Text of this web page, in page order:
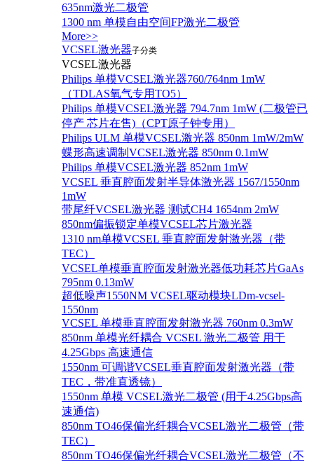
635nm激光二极管
1300 nm 单模自由空间FP激光二极管
More>>
VCSEL激光器子分类
VCSEL激光器
Philips 单模VCSEL激光器760/764nm 1mW
（TDLAS氧气专用TO5）
Philips 单模VCSEL激光器 794.7nm 1mW (二极管已
停产 芯片在售)（CPT原子钟专用）
Philips ULM 单模VCSEL激光器 850nm 1mW/2mW
蝶形高速调制VCSEL激光器 850nm 0.1mW
Philips 单模VCSEL激光器 852nm 1mW
VCSEL 垂直腔面发射半导体激光器 1567/1550nm
1mW
带尾纤VCSEL激光器 测试CH4 1654nm 2mW
850nm偏振锁定单模VCSEL芯片激光器
1310 nm单模VCSEL 垂直腔面发射激光器（带
TEC）
VCSEL单模垂直腔面发射激光器低功耗芯片GaAs
795nm 0.13mW
超低噪声1550NM VCSEL驱动模块LDm-vcsel-
1550nm
VCSEL 单模垂直腔面发射激光器 760nm 0.3mW
850nm 单模光纤耦合 VCSEL 激光二极管 用于
4.25Gbps 高速通信
1550nm 可调谐VCSEL垂直腔面发射激光器（带
TEC，带准直透镜）
1550nm 单模 VCSEL激光二极管 (用于4.25Gbps高
速通信)
850nm TO46保偏光纤耦合VCSEL激光二极管（带
TEC）
850nm TO46保偏光纤耦合VCSEL激光二极管（不